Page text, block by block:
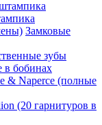
Замковые
зубы
бобинах
& Naperce (полные
(20 гарнитуров в